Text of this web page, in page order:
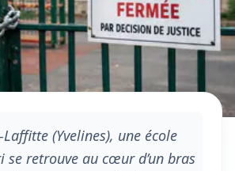
(Yvelines), une école
se retrouve au cœur d’un bras